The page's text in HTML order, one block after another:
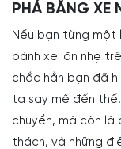
PHÁ BẰNG XE
Nếu bạn từng một
bánh xe lăn nhẹ
chắc hẳn bạn đã
ta say mê đến
chuyển, mà còn
thách, và những